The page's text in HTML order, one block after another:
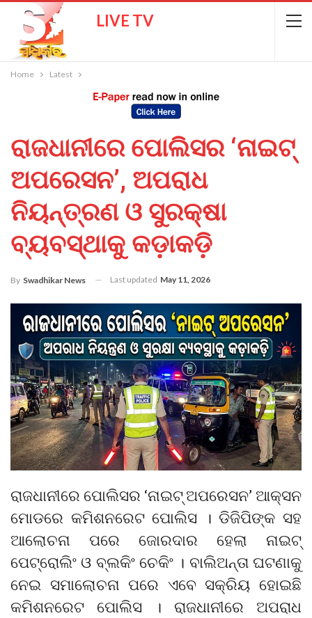
LIVE TV
Home Latest
ରାଜଧାନୀରେ ପୋଲିସର ‘ନାଇଟ୍
ଅପରେସନ’, ଅପରାଧ
ନିୟନ୍ତ୍ରଣ ଓ ସୁରକ୍ଷା
ବ୍ୟବସ୍ଥାକୁ କଡ଼ାକଡ଼ି
By Swadhikar News Last updated May 11, 2026
ରାଜଧାନୀରେ ପୋଲିସର ‘ନାଇଟ୍ ଅପରେସନ’ ଆକ୍ସନ
ମୋଡରେ କମିଶନରେଟ ପୋଲିସ । ଡିଜିପିଙ୍କ ସହ
ଆଲୋଚନା ପରେ ଜୋରଦାର ହେଲା ନାଇଟ୍
ପେଟ୍ରୋଲିଂ ଓ ବ୍ଲକିଂ ଚେକିଂ । ବାଲିଅନ୍ତା ଘଟଣାକୁ
ନେଇ ସମାଲୋଚନା ପରେ ଏବେ ସକ୍ରିୟ ହୋଇଛି
କମିଶନରେଟ ପୋଲିସ । ରାଜଧାନୀରେ ଅପରାଧ